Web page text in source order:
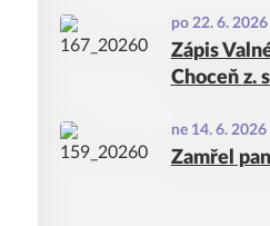
po 22. 6. 2026
Zápis
Choceň z.
ne 14. 6. 2026
Zamřel